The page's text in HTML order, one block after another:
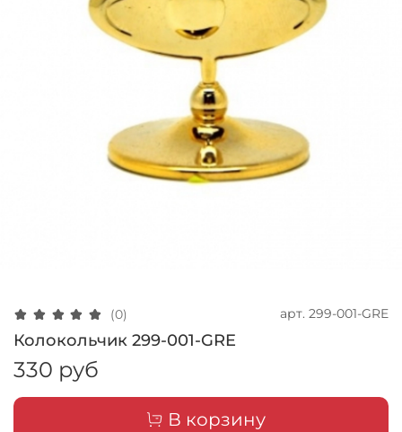
(0) арт. 299-001-GRE
Колокольчик 299-001-GRE
330 руб
В корзину